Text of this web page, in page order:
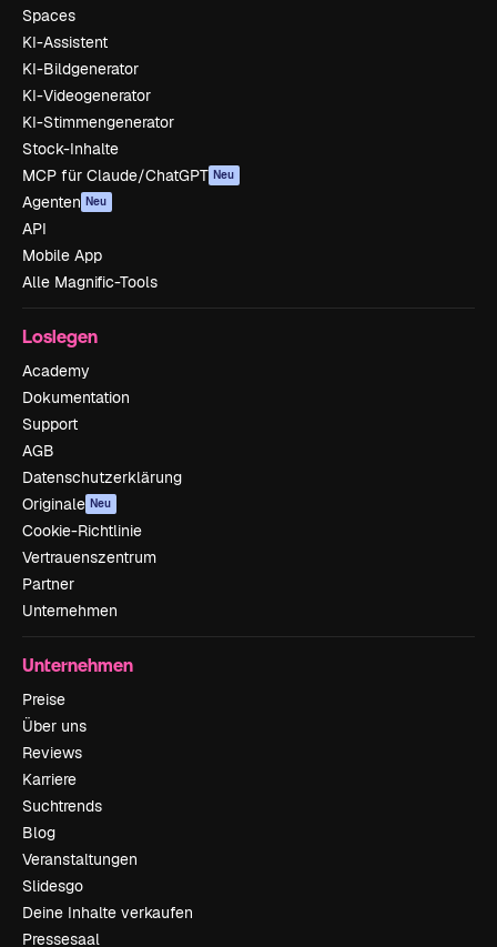
Spaces
KI-Assistent
KI-Bildgenerator
KI-Videogenerator
KI-Stimmengenerator
Stock-Inhalte
MCP für Claude/ChatGPT Neu
Agenten Neu
API
Mobile App
Alle Magnific-Tools
Loslegen
Academy
Dokumentation
Support
AGB
Datenschutzerklärung
Originale Neu
Cookie-Richtlinie
Vertrauenszentrum
Partner
Unternehmen
Unternehmen
Preise
Über uns
Reviews
Karriere
Suchtrends
Blog
Veranstaltungen
Slidesgo
Deine Inhalte verkaufen
Pressesaal